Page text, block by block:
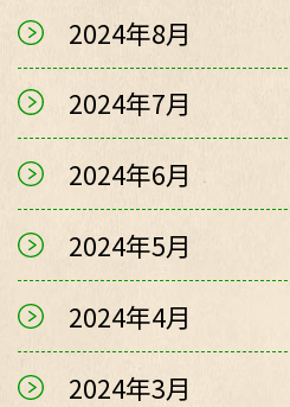
2024年8月
2024年7月
2024年6月
2024年5月
2024年4月
2024年3月